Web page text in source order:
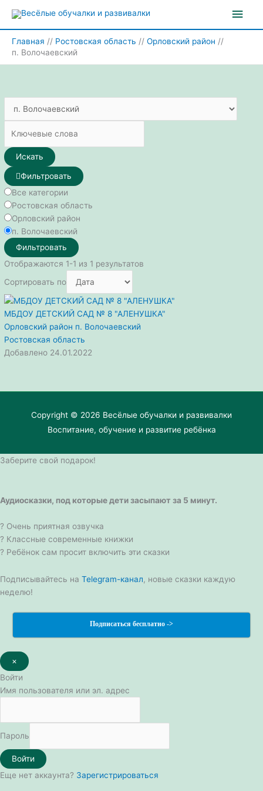
содержимому
Главная Ростовская область
Орловский район
п. Волочаевский
Искать
Фильтровать
Все категории
Ростовская область
Орловский район
п. Волочаевский
Фильтровать
Отображаются 1-1 из 1 результатов
Сортировать по
МБДОУ ДЕТСКИЙ САД № 8 "АЛЕНУШКА"
Орловский район п. Волочаевский
Ростовская область
Добавлено 24.01.2022
Copyright © 2026 Весёлые обучалки и развивалки
Воспитание, обучение и развитие ребёнка
Заберите свой подарок!
Аудиосказки, под которые дети засыпают за 5 минут.
? Очень приятная озвучка
? Классные современные книжки
? Ребёнок сам просит включить эти сказки
Подписывайтесь на Telegram-канал, новые сказки каждую
неделю!
Подписаться бесплатно ->
×
Войти
Имя пользователя или эл. адрес
Пароль
Войти
Еще нет аккаунта? Зарегистрироваться